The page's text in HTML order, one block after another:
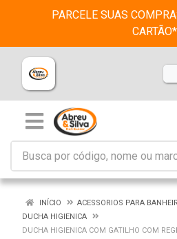
PARCELE SUAS
CARTÃO*
INÍCIO
ACESSORIOS PARA
DUCHA HIGIENICA
DUCHA HIGIENICA COM GATILHO COM